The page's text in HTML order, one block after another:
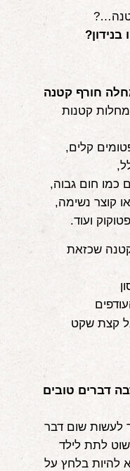
אתגרי התנהגות
שאלות ותשובות
לימודי "שונישין"
במתנה!
חורף קטנה
קטנות
קלים,
כמו חום גבוה,
קוצר נשימה,
ועוד.
שכזאת
קצת שקט
דברים טובים
לעשות שום דבר
לתת לילד
להיות בלחץ על